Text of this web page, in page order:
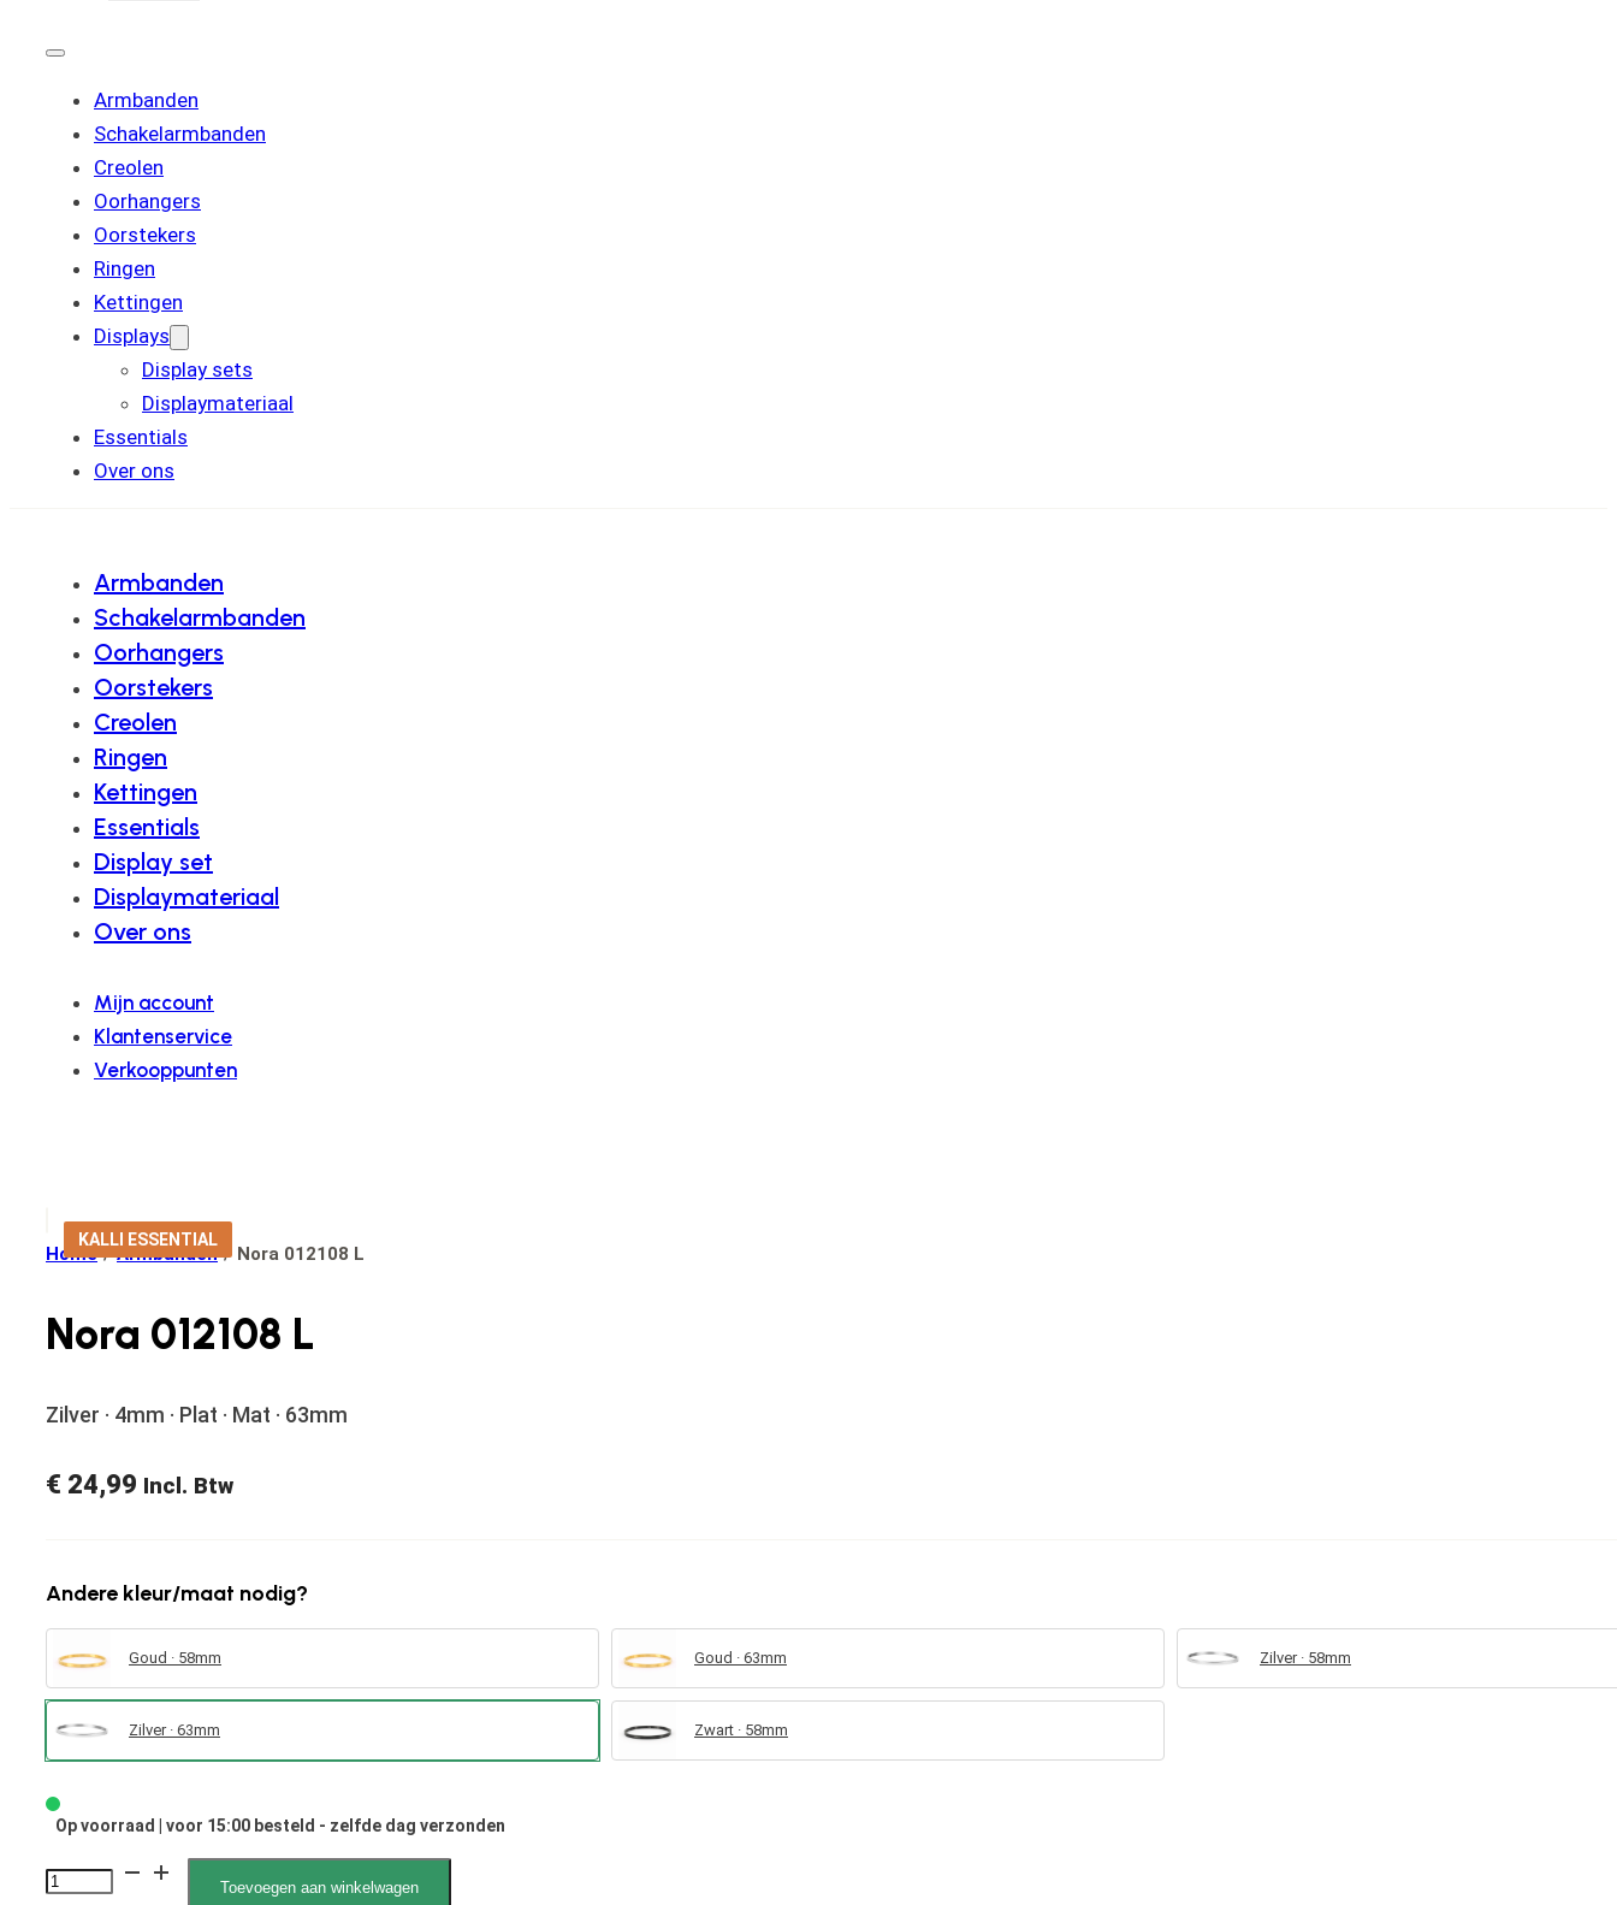
Armbanden
Schakelarmbanden
Creolen
Oorhangers
Oorstekers
Ringen
Kettingen
Displays
Display sets
Displaymateriaal
Essentials
Over ons
Armbanden
Schakelarmbanden
Oorhangers
Oorstekers
Creolen
Ringen
Kettingen
Essentials
Display set
Displaymateriaal
Over ons
Mijn account
Klantenservice
Verkooppunten
KALLI ESSENTIAL
Home / Armbanden / Nora 012108 L
Nora 012108 L
Zilver · 4mm · Plat · Mat · 63mm
€ 24,99 Incl. Btw
Andere kleur/maat nodig?
Goud · 58mm Goud · 63mm Zilver · 58mm
Zilver · 63mm Zwart · 58mm
Op voorraad | voor 15:00 besteld - zelfde dag verzonden
Nora
Toevoegen aan winkelwagen